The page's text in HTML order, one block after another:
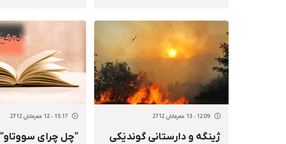
ناسراوی ئایینی لە
12:09 - 13 خەرمانان 2712
ژینگە و دارستانی گوندێكی
13:17 - 12 خەرمانان 2712
"چل چرای سووتاو"